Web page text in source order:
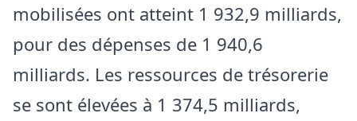
mobilisées ont atteint 1 932,9 milliards,
pour des dépenses de 1 940,6
milliards. Les ressources de trésorerie
se sont élevées à 1 374,5 milliards,